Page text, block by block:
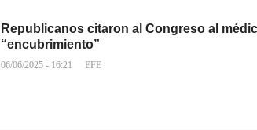
Republicanos citaron al Congreso al
“encubrimiento”
06/06/2025 - 16:21 EFE